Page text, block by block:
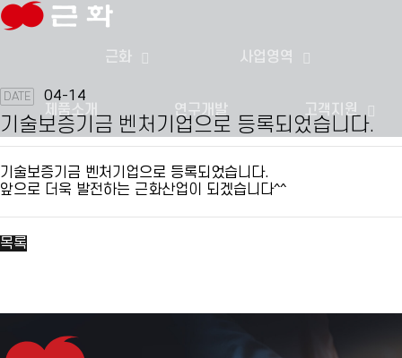
근화 사업영역
제품소개 연구개발 고객지원
DATE 04-14
기술보증기금 벤처기업으로 등록되었습니다.
기술보증기금 벤처기업으로 등록되었습니다.
앞으로 더욱 발전하는 근화산업이 되겠습니다^^
목록